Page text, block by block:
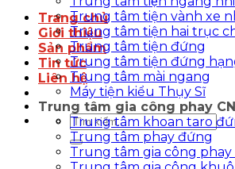
Trang chủ
Giới thiệu
Sản phẩm
Tin tức
Liên hệ
Tìm
kiếm:
Trung tâm tiện vành xe
Trung tâm tiện hai trục
Trung tâm tiện đứng
Trung tâm tiện đứng
Trung tâm mài ngang
Máy tiện kiểu Thụy Sĩ
Trung tâm gia công phay
Trung tâm khoan taro
Trung tâm phay đứng
Trung tâm gia công